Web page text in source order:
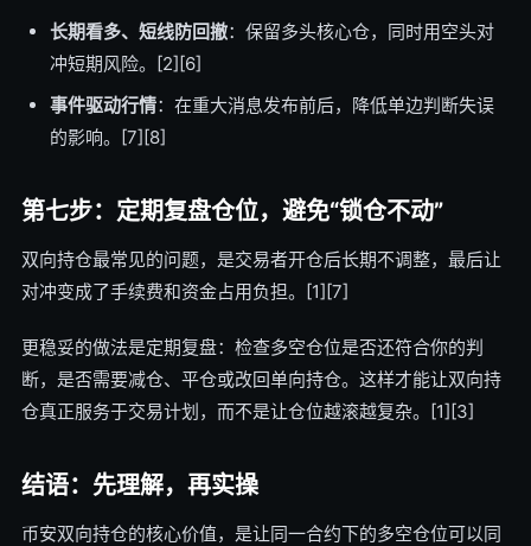
长期看多、短线防回撤：保留多头核心仓，同时用空头对
冲短期风险。[2][6]
事件驱动行情：在重大消息发布前后，降低单边判断失误
的影响。[7][8]
第七步：定期复盘仓位，避免“锁仓不动”
双向持仓最常见的问题，是交易者开仓后长期不调整，最后让
对冲变成了手续费和资金占用负担。[1][7]
更稳妥的做法是定期复盘：检查多空仓位是否还符合你的判
断，是否需要减仓、平仓或改回单向持仓。这样才能让双向持
仓真正服务于交易计划，而不是让仓位越滚越复杂。[1][3]
结语：先理解，再实操
币安双向持仓的核心价值，是让同一合约下的多空仓位可以同